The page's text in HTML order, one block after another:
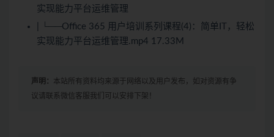
实现能力平台运维管理
| └──Office 365 用户培训系列课程(4)：简单IT，轻松
实现能力平台运维管理.mp4 17.33M
声明： 本站所有资料均来源于网络以及用户发布，如对资源有争
议请联系微信客服我们可以安排下架！